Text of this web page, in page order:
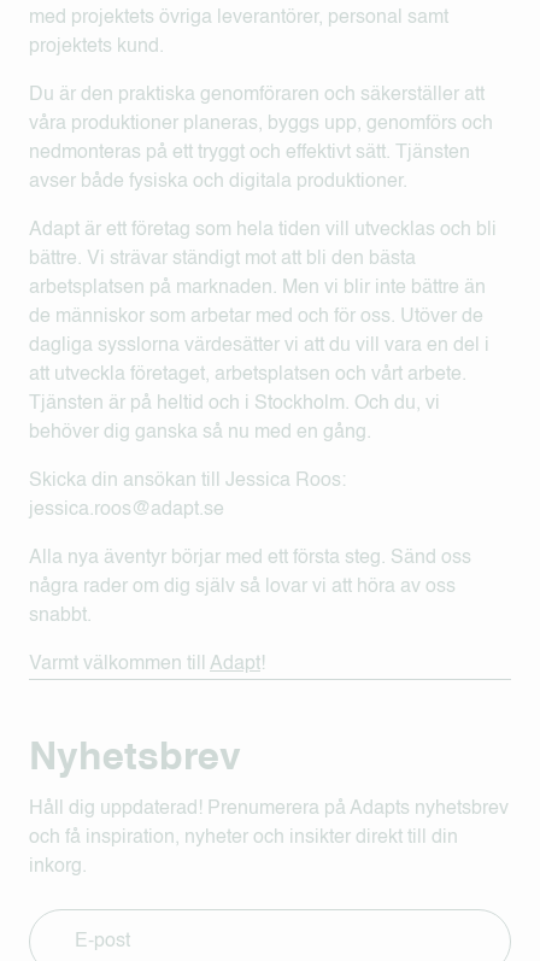
med projektets övriga leverantörer, personal samt
projektets kund.
Du är den praktiska genomföraren och säkerställer att
våra produktioner planeras, byggs upp, genomförs och
nedmonteras på ett tryggt och effektivt sätt. Tjänsten
avser både fysiska och digitala produktioner.
Adapt är ett företag som hela tiden vill utvecklas och bli
bättre. Vi strävar ständigt mot att bli den bästa
arbetsplatsen på marknaden. Men vi blir inte bättre än
de människor som arbetar med och för oss. Utöver de
dagliga sysslorna värdesätter vi att du vill vara en del i
att utveckla företaget, arbetsplatsen och vårt arbete.
Tjänsten är på heltid och i Stockholm. Och du, vi
behöver dig ganska så nu med en gång.
Skicka din ansökan till Jessica Roos:
jessica.roos@adapt.se
Alla nya äventyr börjar med ett första steg. Sänd oss
några rader om dig själv så lovar vi att höra av oss
snabbt.
Varmt välkommen till Adapt!
Nyhetsbrev
Håll dig uppdaterad! Prenumerera på Adapts nyhetsbrev
och få inspiration, nyheter och insikter direkt till din
inkorg.